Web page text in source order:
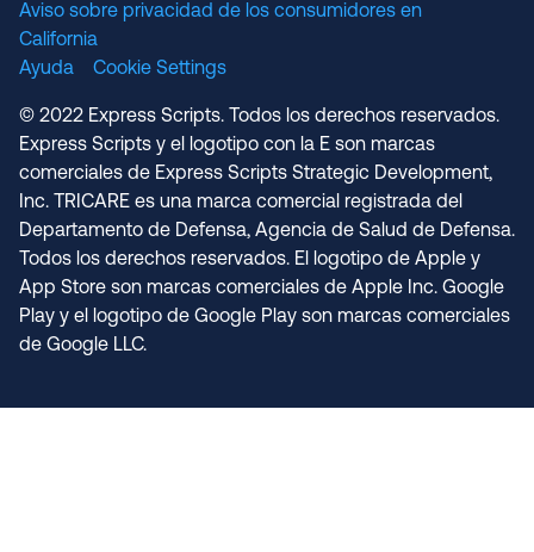
Aviso sobre privacidad de los consumidores en
California
Ayuda
Cookie Settings
© 2022 Express Scripts. Todos los derechos reservados.
Express Scripts y el logotipo con la E son marcas
comerciales de Express Scripts Strategic Development,
Inc. TRICARE es una marca comercial registrada del
Departamento de Defensa, Agencia de Salud de Defensa.
Todos los derechos reservados. El logotipo de Apple y
App Store son marcas comerciales de Apple Inc. Google
Play y el logotipo de Google Play son marcas comerciales
de Google LLC.